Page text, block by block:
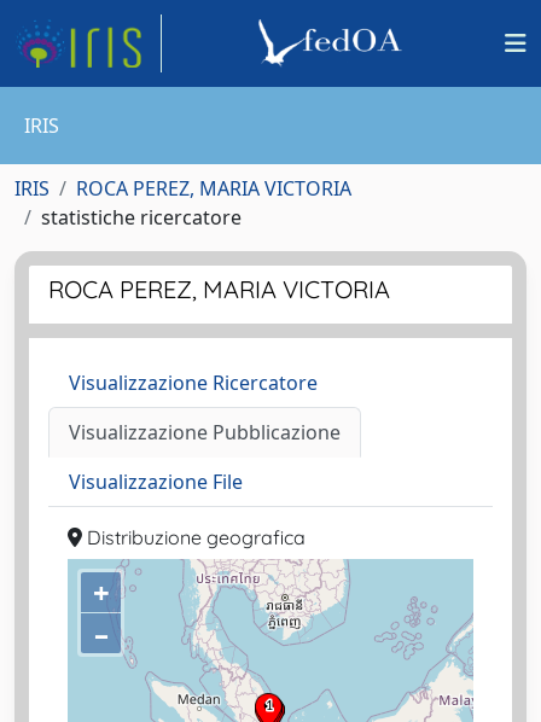
IRIS
IRIS
ROCA PEREZ, MARIA VICTORIA
statistiche ricercatore
ROCA PEREZ, MARIA VICTORIA
Visualizzazione Ricercatore
Visualizzazione Pubblicazione
Visualizzazione File
Distribuzione geografica
+
–